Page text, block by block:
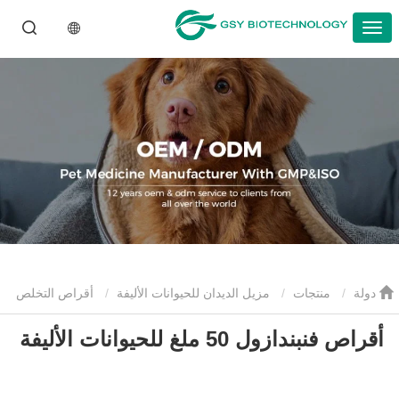
منتجات مزيل الديدان للحيوانات الأليفة أقراص التخلص
من الديدان للحيوانات الأليفة أقراص فنبندازول 50 ملغ للحيوانات الأليفة أقراص فنبندازول 50 ملغ للحيوانات الأليفة